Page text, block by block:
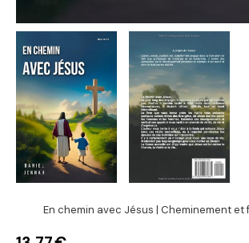
En chemin avec Jésus | Cheminement